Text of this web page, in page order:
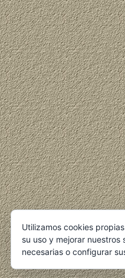
Utilizamos cookies
su uso y mejorar
necesarias o configurar